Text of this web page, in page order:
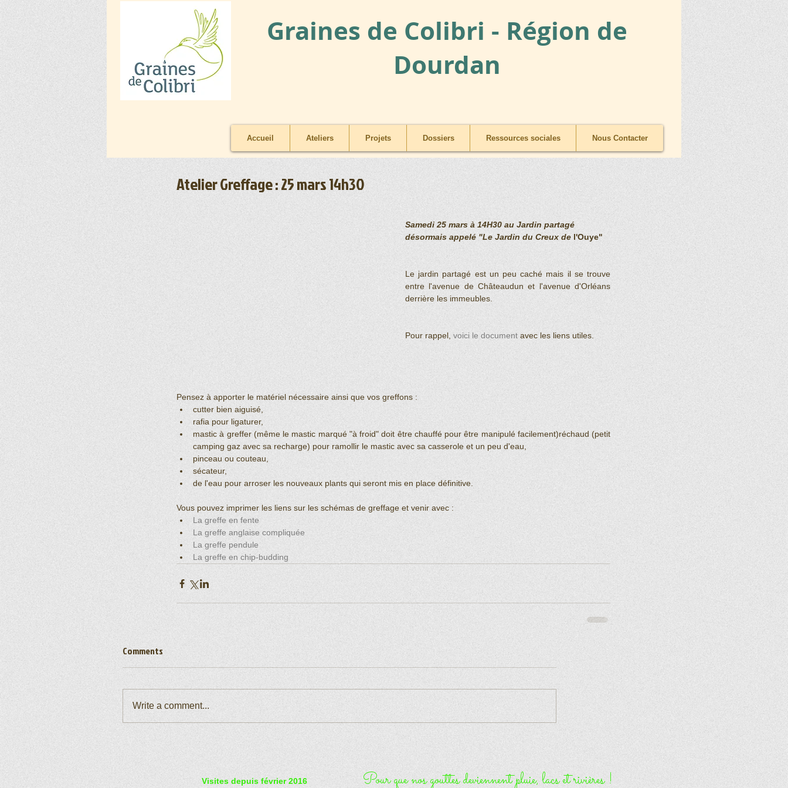
Graines de Colibri - Région de
Dourdan
Accueil Ateliers Projets Dossiers Ressources sociales Nous Contacter
Atelier Greffage : 25 mars 14h30
Samedi 25 mars à 14H30 au Jardin partagé
désormais appelé "Le Jardin du Creux de l'Ouye"
Le jardin partagé est un peu caché mais il se trouve
entre l'avenue de Châteaudun et l'avenue d'Orléans
derrière les immeubles.
Pour rappel, voici le document avec les liens utiles.
Pensez à apporter le matériel nécessaire ainsi que vos greffons :
cutter bien aiguisé,
rafia pour ligaturer,
mastic à greffer (même le mastic marqué "à froid" doit être chauffé pour être manipulé facilement)réchaud (petit
camping gaz avec sa recharge) pour ramollir le mastic avec sa casserole et un peu d'eau,
pinceau ou couteau,
sécateur,
de l'eau pour arroser les nouveaux plants qui seront mis en place définitive.
Vous pouvez imprimer les liens sur les schémas de greffage et venir avec :
La greffe en fente
La greffe anglaise compliquée
La greffe pendule
La greffe en chip-budding
Comments
Write a comment...
Visites depuis février 2016 Pour que nos gouttes deviennent pluie, lacs et rivières !